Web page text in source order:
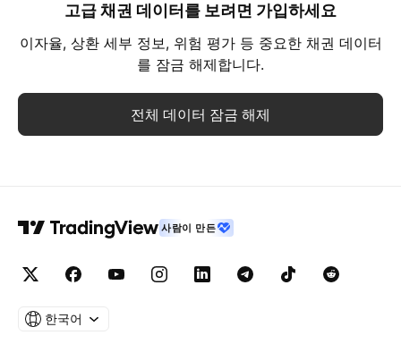
고급 채권 데이터를 보려면 가입하세요
이자율, 상환 세부 정보, 위험 평가 등 중요한 채권 데이터
를 잠금 해제합니다.
전체 데이터 잠금 해제
사람이 만든
한국어